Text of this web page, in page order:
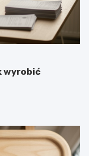
wyrobić